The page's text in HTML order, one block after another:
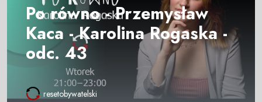
Po równo - Przemysław
Kaca - Karolina Rogaska -
odc. 43
resetobywatelski